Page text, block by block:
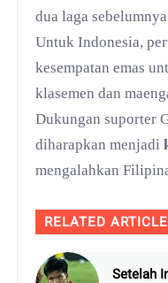
dua laga
Untuk Indonesia,
kesempatan emas
klasemen dan
Dukungan suporter
diharapkan menjadi
mengalahkan
RELATED ARTICLE
Setelah